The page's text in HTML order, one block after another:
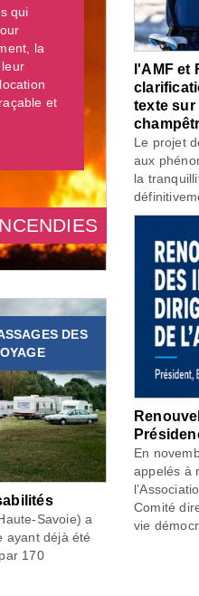
qui
la
et
DES
Savoie) a
ayant déjà été
170
l'AMF et
texte sur
Le projet
aux
la
En
appelés à
Comité
vie